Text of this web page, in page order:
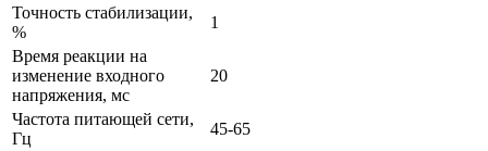
Точность стабилизации,
%
1
Время реакции на
изменение входного
напряжения, мс
20
Частота питающей сети,
Гц
45-65